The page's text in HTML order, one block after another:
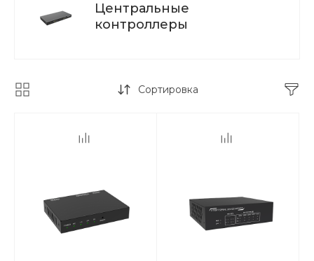
Центральные
контроллеры
Сортировка